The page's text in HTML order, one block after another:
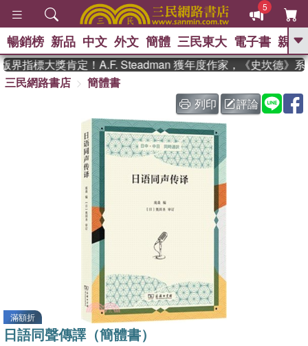
5
GO
、 如果歷史是一群喵 、 暑期
國際布克獎 臺灣漫遊錄 、 方
念華 、 台灣的李登輝時代
孩：黎曼猜想 、 偉大的迷走神經
暢銷榜 新品 中文 外文 簡體 三民東大 電子書 親子
指標大獎肯定！A.F. Steadman 獲年度作家，《史坎德》系
三民網路書店
簡體書
列印
評論
滿額折
日語同聲傳譯（簡體書）